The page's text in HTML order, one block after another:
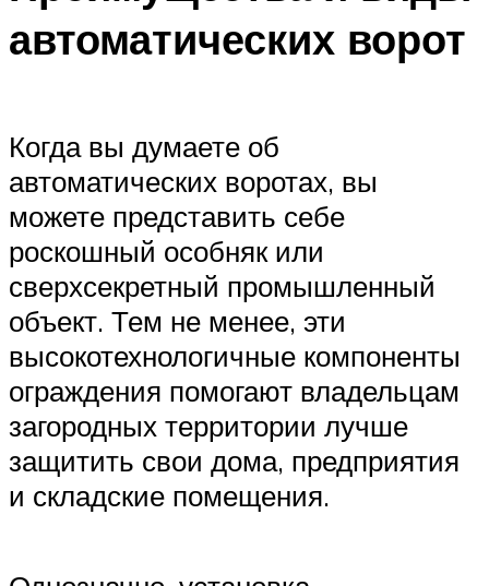
автоматических ворот
Когда вы думаете об
автоматических воротах, вы
можете представить себе
роскошный особняк или
сверхсекретный промышленный
объект. Тем не менее, эти
высокотехнологичные компоненты
ограждения помогают владельцам
загородных территории лучше
защитить свои дома, предприятия
и складские помещения.